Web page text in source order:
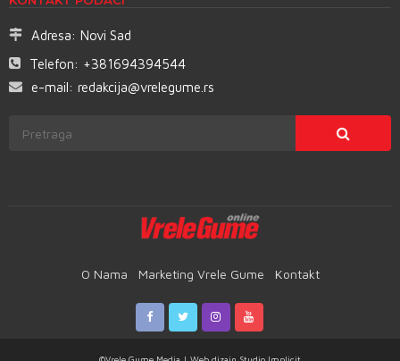
Adresa: Novi Sad
Telefon: +381694394544
e-mail: redakcija@vrelegume.rs
O Nama Marketing Vrele Gume Kontakt